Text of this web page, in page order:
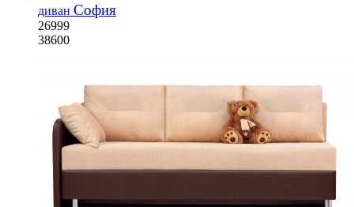
диван София
26999
38600